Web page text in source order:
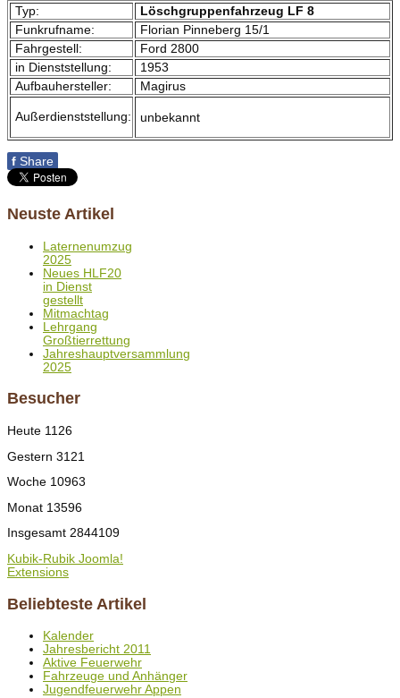
Typ:
Löschgruppenfahrzeug LF 8
Funkrufname:
Florian Pinneberg 15/1
Fahrgestell:
Ford 2800
in Dienststellung:
1953
Aufbauhersteller:
Magirus
Außerdienststellung: unbekannt
f Share
Neuste Artikel
Laternenumzug
2025
Neues HLF20
in Dienst
gestellt
Mitmachtag
Lehrgang
Großtierrettung
Jahreshauptversammlung
2025
Besucher
Heute 1126
Gestern 3121
Woche 10963
Monat 13596
Insgesamt 2844109
Kubik-Rubik Joomla!
Extensions
Beliebteste Artikel
Kalender
Jahresbericht 2011
Aktive Feuerwehr
Fahrzeuge und Anhänger
Jugendfeuerwehr Appen